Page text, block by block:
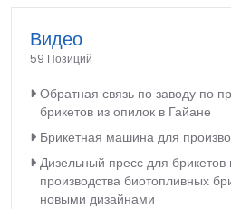
Видео
59 Позиций
Обратная связь по заводу по
брикетов из опилок в Гайане
Брикетная машина для
Дизельный пресс для брикетов
производства биотопливных
новыми дизайнами